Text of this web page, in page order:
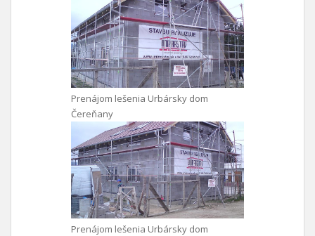
Prenájom lešenia Urbársky dom
Čereňany
Prenájom lešenia Urbársky dom